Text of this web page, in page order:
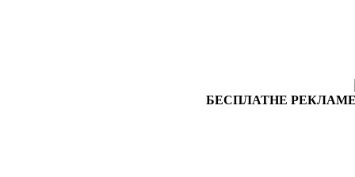
БЕСПЛАТНЕ